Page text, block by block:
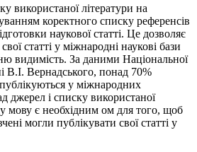
використаної літератури на
коректного списку референсів
наукової статті. Це дозволяє
статті у міжнародні наукові бази
видимість. За даними Національної
В.І. Вернадського, понад 70%
публікуються у міжнародних
джерел і списку використаної
мову є необхідним ом для того, щоб
могли публікувати свої статті у